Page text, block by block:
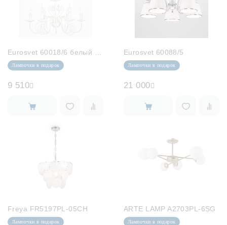
Лампочки в подарок
9 510
Eurosvet 60088/5
Лампочки в подарок
21 000
Freya FR5197PL-05CH
Лампочки в подарок
ARTE LAMP A2703PL-6SG
Лампочки в подарок